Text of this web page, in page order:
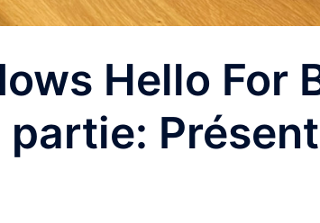
Hello For
partie: